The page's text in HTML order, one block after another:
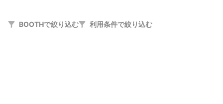
BOOTHで絞り込む 利用条件で絞り込む